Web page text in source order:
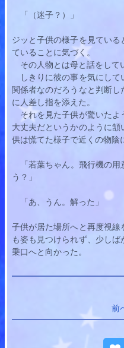
「（迷子？）」
ジッと子供の様子を見ている
ていることに気づく。
その人物とは母と話をして
しきりに彼の事を気にして
関係者なのだろうなと判断し
に人差し指を添えた。
それを見た子供が驚いたよ
大丈夫だというかのように
供は慌てた様子で近くの物陰
「若葉ちゃん。飛行機の用
う？」
「あ、うん。解った」
子供が居た場所へと再度視線
も姿も見つけられず、少し
乗口へと向かった。
前